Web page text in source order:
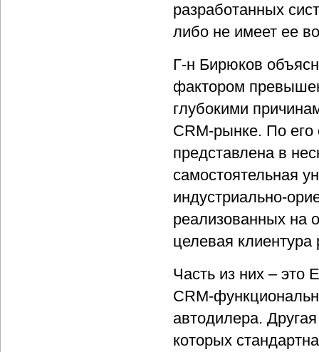
разработанных
либо не имеет ее
Г-н Бирюков
фактором
глубокими
CRM-рынке. По
представлена в
самостоятельная
индустриально-
реализованных на
целевая
Часть из них – это
CRM-
автодилера.
которых